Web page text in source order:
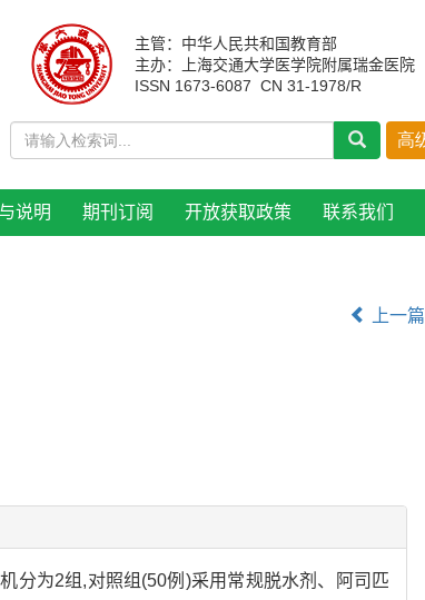
主管：中华人民共和国教育部
主办：上海交通大学医学院附属瑞金医院
ISSN 1673-6087 CN 31-1978/R
说明 期刊订阅 开放获取政策 联系我们
上一篇
分为2组,对照组(50例)采用常规脱水剂、阿司匹